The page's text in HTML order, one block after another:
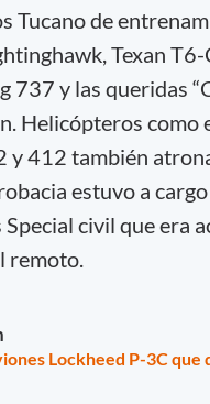
Tucano de
Texan
737 y las queridas
Helicópteros como
y 412 también
estuvo a
civil que era
remoto.
Lockheed P-3C